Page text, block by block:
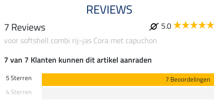
REVIEWS
7 Reviews
5.0
voor softshell combi rij-jas Cora met capuchon
7 van 7 Klanten kunnen dit artikel aanraden
5 Sterren
7 Beoordelingen
4 Sterren